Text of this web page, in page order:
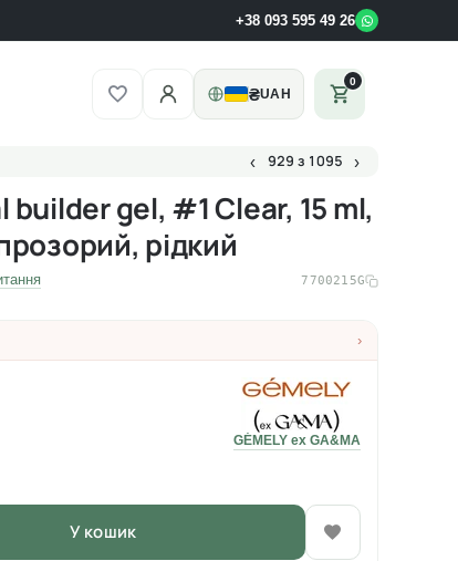
+38 093 595 49 26
₴UAH
0
‹ 929 з 1095 ›
builder gel, #1 Clear, 15 ml,
рідкий
7700215G
›
GÉMELY ex GA&MA
У кошик